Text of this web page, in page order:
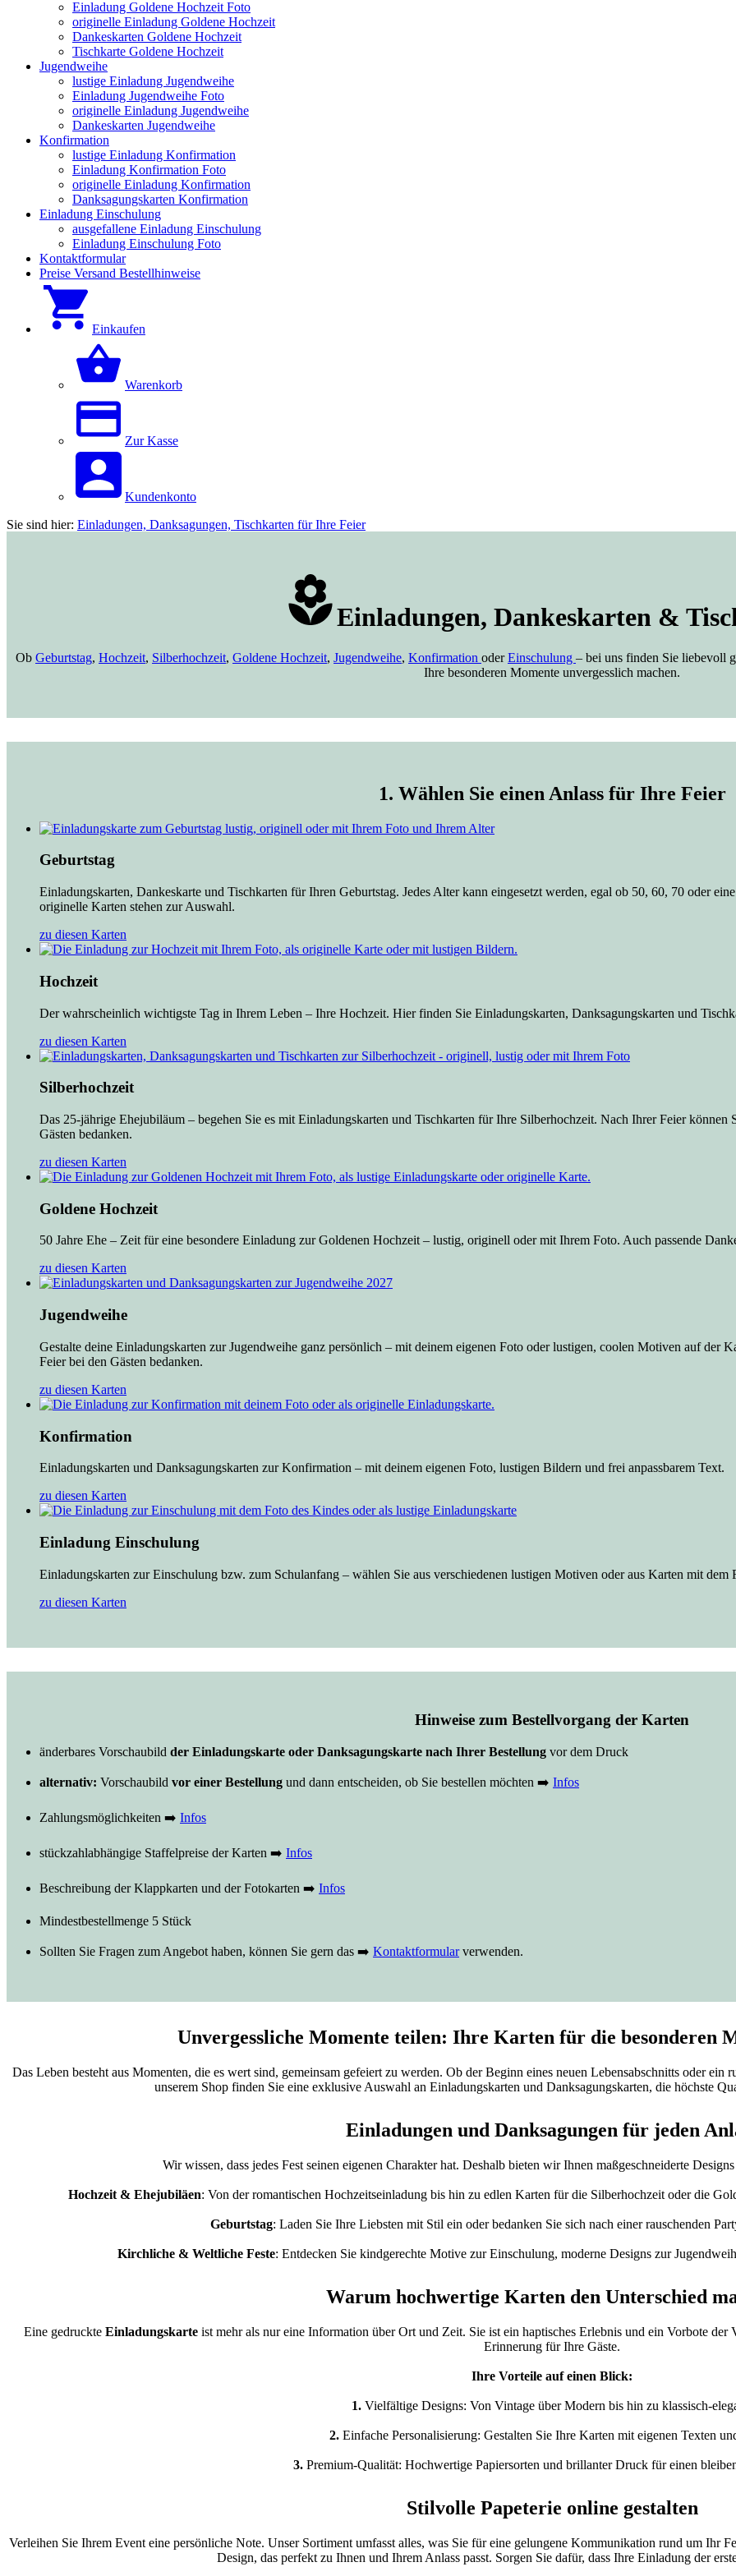
Einladung Goldene Hochzeit Foto
originelle Einladung Goldene Hochzeit
Dankeskarten Goldene Hochzeit
Tischkarte Goldene Hochzeit
Jugendweihe
lustige Einladung Jugendweihe
Einladung Jugendweihe Foto
originelle Einladung Jugendweihe
Dankeskarten Jugendweihe
Konfirmation
lustige Einladung Konfirmation
Einladung Konfirmation Foto
originelle Einladung Konfirmation
Danksagungskarten Konfirmation
Einladung Einschulung
ausgefallene Einladung Einschulung
Einladung Einschulung Foto
Kontaktformular
Preise Versand Bestellhinweise
Einkaufen
Warenkorb
Zur Kasse
Kundenkonto
Sie sind hier: Einladungen, Danksagungen, Tischkarten für Ihre Feier
Einladungen, Dankeskarten &
Ob Geburtstag, Hochzeit, Silberhochzeit, Goldene Hochzeit, Jugendweihe, Konfirmation oderEinschulung – bei uns finden Sie liebevoll
Ihre besonderen Momente unvergesslich machen.
1. Wählen Sie einen Anlass für Ihre Feier
Geburtstag
Einladungskarten, Dankeskarte und Tischkarten für Ihren Geburtstag. Jedes Alter kann eingesetzt werden, egal ob 50, 60, 70 oder
originelle Karten stehen zur Auswahl.
zu diesen Karten
Hochzeit
Der wahrscheinlich wichtigste Tag in Ihrem Leben – Ihre Hochzeit. Hier finden Sie Einladungskarten, Danksagungskarten und
zu diesen Karten
Silberhochzeit
Das 25-jährige Ehejubiläum – begehen Sie es mit Einladungskarten und Tischkarten für Ihre Silberhochzeit. Nach Ihrer Feier können
Gästen bedanken.
zu diesen Karten
Goldene Hochzeit
50 Jahre Ehe – Zeit für eine besondere Einladung zur Goldenen Hochzeit – lustig, originell oder mit Ihrem Foto. Auch passende
zu diesen Karten
Jugendweihe
Gestalte deine Einladungskarten zur Jugendweihe ganz persönlich – mit deinem eigenen Foto oder lustigen, coolen Motiven auf der
Feier bei den Gästen bedanken.
zu diesen Karten
Konfirmation
Einladungskarten und Danksagungskarten zur Konfirmation – mit deinem eigenen Foto, lustigen Bildern und frei anpassbarem Text.
zu diesen Karten
Einladung Einschulung
Einladungskarten zur Einschulung bzw. zum Schulanfang – wählen Sie aus verschiedenen lustigen Motiven oder aus Karten mit dem
zu diesen Karten
Hinweise zum Bestellvorgang der Karten
änderbares Vorschaubild der Einladungskarte oder Danksagungskarte nach Ihrer Bestellung vor dem Druck
alternativ: Vorschaubild vor einer Bestellung und dann entscheiden, ob Sie bestellen möchten ➡️ Infos
Zahlungsmöglichkeiten ➡️ Infos
stückzahlabhängige Staffelpreise der Karten ➡️ Infos
Beschreibung der Klappkarten und der Fotokarten ➡️ Infos
Mindestbestellmenge 5 Stück
Sollten Sie Fragen zum Angebot haben, können Sie gern das ➡️ Kontaktformularverwenden.
Unvergessliche Momente teilen: Ihre Karten für die besonderen
Das Leben besteht aus Momenten, die es wert sind, gemeinsam gefeiert zu werden. Ob der Beginn eines neuen Lebensabschnitts oder ein
unserem Shop finden Sie eine exklusive Auswahl an Einladungskarten und Danksagungskarten, die höchste
Einladungen und Danksagungen für jeden
Wir wissen, dass jedes Fest seinen eigenen Charakter hat. Deshalb bieten wir Ihnen maßgeschneiderte
Hochzeit & Ehejubiläen: Von der romantischen Hochzeitseinladung bis hin zu edlen Karten für die Silberhochzeit oder die
Geburtstag: Laden Sie Ihre Liebsten mit Stil ein oder bedanken Sie sich nach einer rauschenden
Kirchliche & Weltliche Feste: Entdecken Sie kindgerechte Motive zur Einschulung, moderne Designs zur
Warum hochwertige Karten den Unterschied
Eine gedruckte Einladungskarte ist mehr als nur eine Information über Ort und Zeit. Sie ist ein haptisches Erlebnis und ein Vorbote
Erinnerung für Ihre Gäste.
Ihre Vorteile auf einen Blick:
1. Vielfältige Designs: Von Vintage über Modern bis hin zu klassisch-
2. Einfache Personalisierung: Gestalten Sie Ihre Karten mit eigenen Texten
3. Premium-Qualität: Hochwertige Papiersorten und brillanter Druck für einen
Stilvolle Papeterie online gestalten
Verleihen Sie Ihrem Event eine persönliche Note. Unser Sortiment umfasst alles, was Sie für eine gelungene Kommunikation rund um Ihr
Design, das perfekt zu Ihnen und Ihrem Anlass passt. Sorgen Sie dafür, dass Ihre Einladung der